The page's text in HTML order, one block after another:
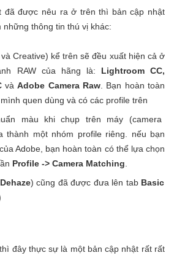
đã được nêu ra ở trên thì bản cập nhật
những thông tin thú vị khác:
Creative) kể trên sẽ đều xuất hiện cả ở
RAW của hãng là: Lightroom CC,
vàAdobe Camera Raw . Bạn hoàn toàn
quen dùng và có các profile trên
màu khi chụp trên máy (camera
thành một nhóm profile riêng. nếu bạn
Adobe, bạn hoàn toàn có thể lựa chọn
Profile -> Camera Matching
Dehaze) cũng đã được đưa lên tab Basic
đây thực sự là một bản cập nhật rất rất